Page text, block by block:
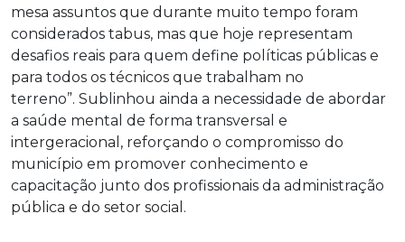
mesa assuntos que durante muito tempo foram
considerados tabus, mas que hoje representam
desafios reais para quem define políticas públicas e
para todos os técnicos que trabalham no
terreno”. Sublinhou ainda a necessidade de abordar
a saúde mental de forma transversal e
intergeracional, reforçando o compromisso do
município em promover conhecimento e
capacitação junto dos profissionais da administração
pública e do setor social.